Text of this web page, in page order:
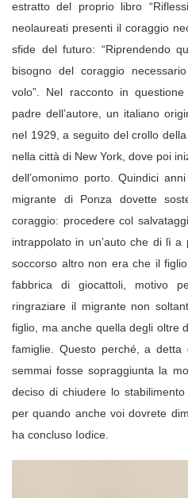
estratto del proprio libro
neolaureati presenti il coraggio
sfide del futuro: “Riprendendo
bisogno del coraggio
volo”. Nel racconto in
padre dell’autore, un italiano
nel 1929, a seguito del crollo
nella città di New York, dove poi
dell’omonimo porto. Quindici
migrante di Ponza dovette
coraggio: procedere col
intrappolato in un’auto che di lì a
soccorso altro non era che il
fabbrica di giocattoli, motivo
ringraziare il migrante non
figlio, ma anche quella degli oltre
famiglie. Questo perché, a detta
semmai fosse sopraggiunta la
deciso di chiudere lo
per quando anche voi dovrete
ha concluso Iodice.